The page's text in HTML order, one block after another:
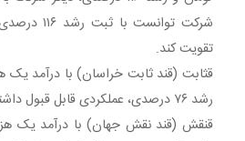
شرکت توانست
تقویت کند.
رشد ۷۶ درصدی، عملکردی قابل قبول داشته است.